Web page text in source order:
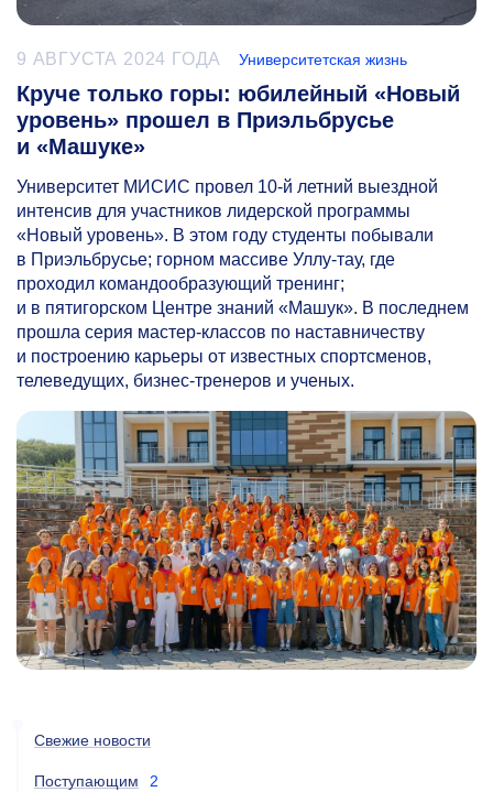
9 АВГУСТА 2024 ГОДА Университетская жизнь
Круче только горы: юбилейный «Новый
уровень» прошел в Приэльбрусье
и «Машуке»
Университет МИСИС провел 10-й летний выездной
интенсив для участников лидерской программы
«Новый уровень». В этом году студенты побывали
в Приэльбрусье; горном массиве Уллу-тау, где
проходил командообразующий тренинг;
и в пятигорском Центре знаний «Машук». В последнем
прошла серия мастер-классов по наставничеству
и построению карьеры от известных спортсменов,
телеведущих, бизнес-тренеров и ученых.
Свежие новости
Поступающим 2